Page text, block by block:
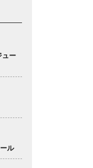
ュー
ル